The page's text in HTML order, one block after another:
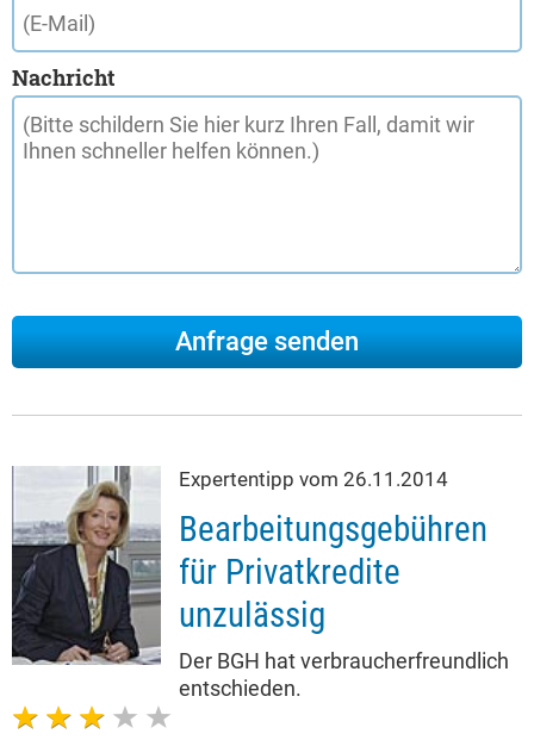
Nachricht
Expertentipp vom 26.11.2014
Bearbeitungsgebühren
für Privatkredite
unzulässig
Der BGH hat verbraucherfreundlich
entschieden.